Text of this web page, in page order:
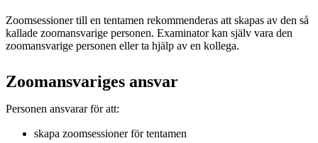
Zoomsessioner till en tentamen rekommenderas att skapas av den så
kallade zoomansvarige personen. Examinator kan själv vara den
zoomansvarige personen eller ta hjälp av en kollega.
Zoomansvariges ansvar
Personen ansvarar för att:
skapa zoomsessioner för tentamen